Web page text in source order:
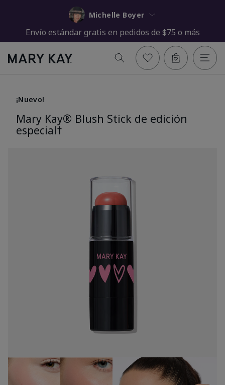
Michelle Boyer
Envío estándar gratis en pedidos de $75 o más
¡Nuevo!
Mary Kay® Blush Stick de edición
especial†